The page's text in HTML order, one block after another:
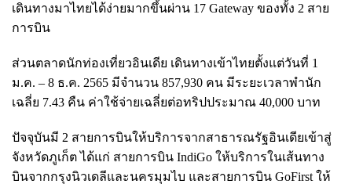
เดินทางมาไทยได้ง่ายมากขึ้นผ่าน 17 Gateway ของทั้ง 2 สาย
การบิน
ส่วนตลาดนักท่องเที่ยวอินเดีย เดินทางเข้าไทยตั้งแต่วันที่ 1
ม.ค. – 8 ธ.ค. 2565 มีจำนวน 857,930 คน มีระยะเวลาพำนัก
เฉลี่ย 7.43 คืน ค่าใช้จ่ายเฉลี่ยต่อทริปประมาณ 40,000 บาท
ปัจจุบันมี 2 สายการบินให้บริการจากสาธารณรัฐอินเดียเข้าสู่
จังหวัดภูเก็ต ได้แก่ สายการบิน IndiGo ให้บริการในเส้นทาง
บินจากกรุงนิวเดลีและนครมุมไบ และสายการบิน GoFirst ให้